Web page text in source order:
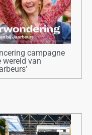
campagne
wereld van